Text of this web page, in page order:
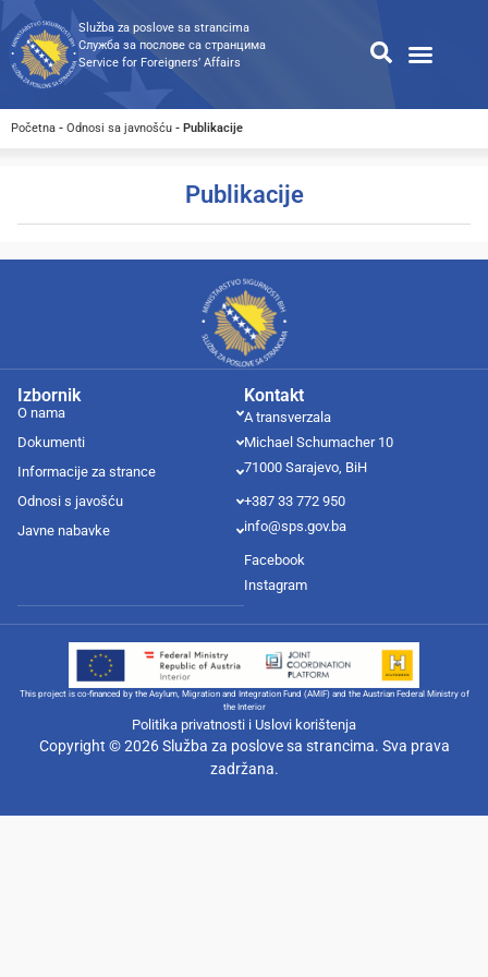
Služba za poslove sa strancima
Служба за послове са странцима
Service for Foreigners’ Affairs
Početna - Odnosi sa javnošću - Publikacije
Publikacije
Kontakt
A transverzala
Michael Schumacher 10
71000 Sarajevo, BiH
+387 33 772 950
info@sps.gov.ba
Facebook
Instagram
Izbornik
O nama
Dokumenti
Informacije za strance
Odnosi s javošću
Javne nabavke
Politika privatnosti i Uslovi korištenja
Copyright © 2026 Služba za poslove sa strancima. Sva prava
zadržana.
This project is co-financed by the Asylum, Migration and Integration Fund (AMIF) and the Austrian Federal Ministry of
the Interior